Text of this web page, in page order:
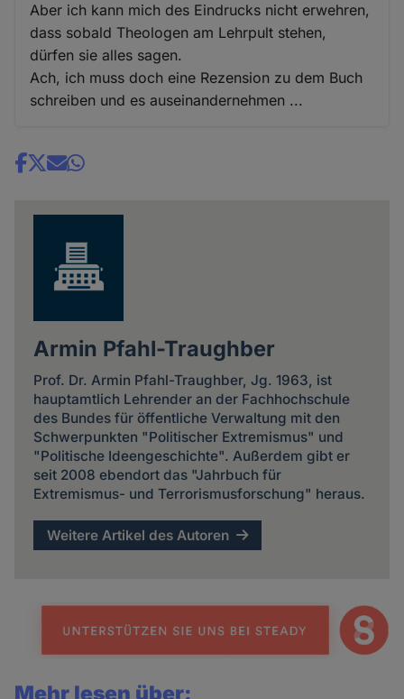
Aber ich kann mich des Eindrucks nicht erwehren,
dass sobald Theologen am Lehrpult stehen,
dürfen sie alles sagen.
Ach, ich muss doch eine Rezension zu dem Buch
schreiben und es auseinandernehmen ...
Share
Armin Pfahl-Traughber
Prof. Dr. Armin Pfahl-Traughber, Jg. 1963, ist
hauptamtlich Lehrender an der Fachhochschule
des Bundes für öffentliche Verwaltung mit den
Schwerpunkten "Politischer Extremismus" und
"Politische Ideengeschichte". Außerdem gibt er
seit 2008 ebendort das "Jahrbuch für
Extremismus- und Terrorismusforschung" heraus.
Weitere Artikel des Autoren
Mehr lesen über: